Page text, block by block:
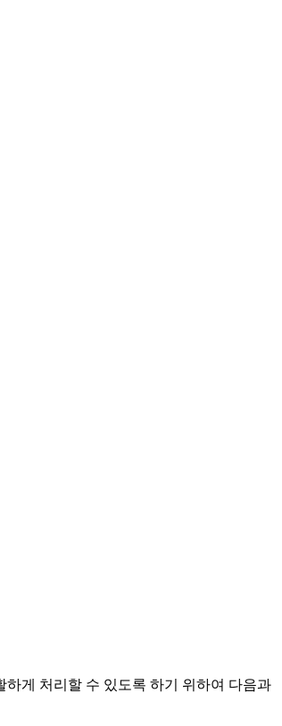
게 처리할 수 있도록 하기 위하여 다음과